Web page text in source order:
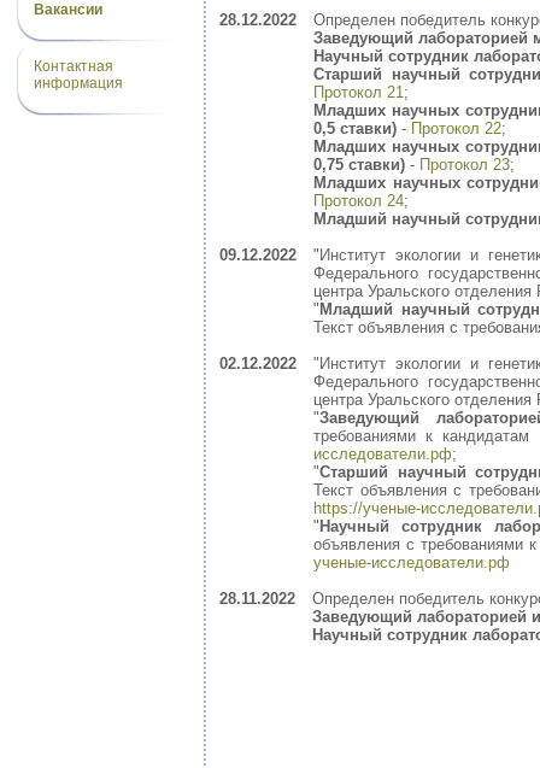
Вакансии
Контактная
информация
28.12.2022
Определен победитель
Заведующий лабораторией
Научный сотрудник
Старший научный
Протокол 21;
Младших научных
0,5 ставки) - Протокол 22;
Младших научных
0,75 ставки) - Протокол 23;
Младших научных
Протокол 24;
Младший научный
09.12.2022
"Институт экологии и
Федерального
центра Уральского
" Младший научный
Текст объявления с
02.12.2022
"Институт экологии и
Федерального
центра Уральского
"Заведующий
требованиями к
исследователи.рф;
"Старший научный
Текст объявления с
https://ученые-
" Научный сотрудник
объявления с требованиями
ученые-исследователи.рф
28.11.2022
Определен победитель
Заведующий лабораторией
Научный сотрудник